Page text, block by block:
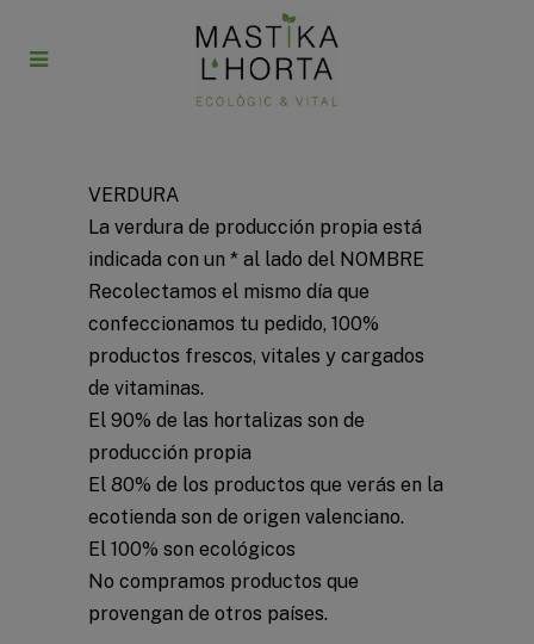
VERDURA
La verdura de producción propia está
indicada con un * al lado del NOMBRE
Recolectamos el mismo día que
confeccionamos tu pedido, 100%
productos frescos, vitales y cargados
de vitaminas.
El 90% de las hortalizas son de
producción propia
El 80% de los productos que verás en la
ecotienda son de origen valenciano.
El 100% son ecológicos
No compramos productos que
provengan de otros países.